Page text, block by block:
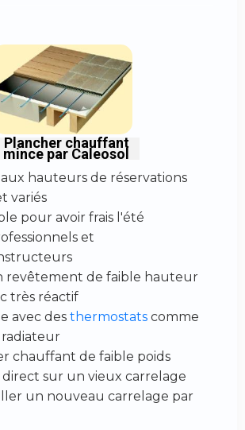
Plancher chauffant
mince par Caleosol
hauteurs de réservations
variés
pour avoir frais l'été
et
revêtement de faible hauteur
très réactif
avec des thermostats comme
chauffant de faible poids
direct sur un vieux carrelage
un nouveau carrelage par